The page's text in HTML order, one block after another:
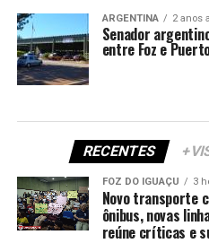
ARGENTINA 2 anos
Senador
entre Foz e
RECENTES
FOZ DO IGUAÇU 3
Novo transporte
ônibus, novas
reúne críticas e